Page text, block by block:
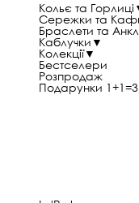
Кольє та Горлиці
Сережки та
Браслети та
Каблучки ▼
Колекції▼
Бестселери
Розпродаж
Подарунки 1+1=3